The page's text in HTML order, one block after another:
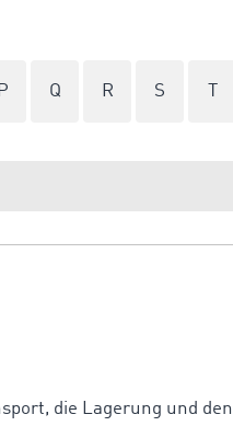
P Q R S
die Lagerung und den